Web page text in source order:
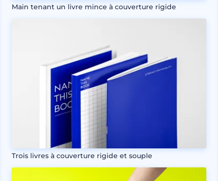
Main tenant un livre mince à couverture rigide
Trois livres à couverture rigide et souple